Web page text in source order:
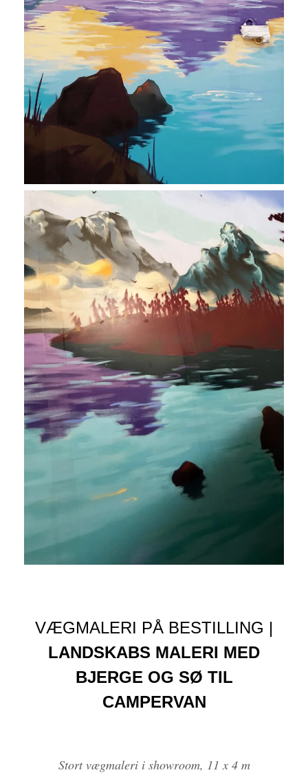
VÆGMALERI PÅ BESTILLING |
LANDSKABS MALERI MED
BJERGE OG SØ TIL
CAMPERVAN
Stort vægmaleri i showroom, 11 x 4 m